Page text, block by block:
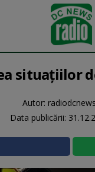
situațiilor
Autor:
Data publicării: